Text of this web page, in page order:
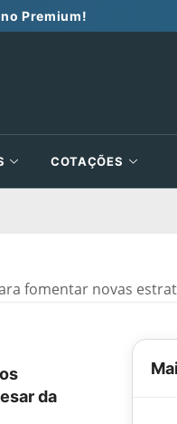
Premium!
COTAÇÕES
fomentar novas
da